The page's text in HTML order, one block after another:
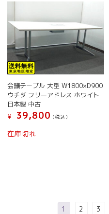
か
ら
択
で
き
ま
す
会議テーブル 大型 W1800×D900
ウチダ フリーアドレス ホワイト
日本製 中古
¥
39,800 (税込）
在庫切れ
1 2 3